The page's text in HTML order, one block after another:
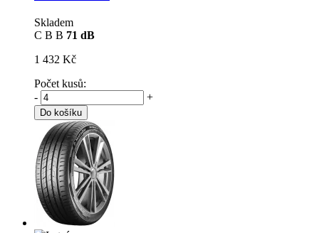
Skladem
C B B 71 dB
1 432 Kč
Počet kusů:
-
+
Do košíku